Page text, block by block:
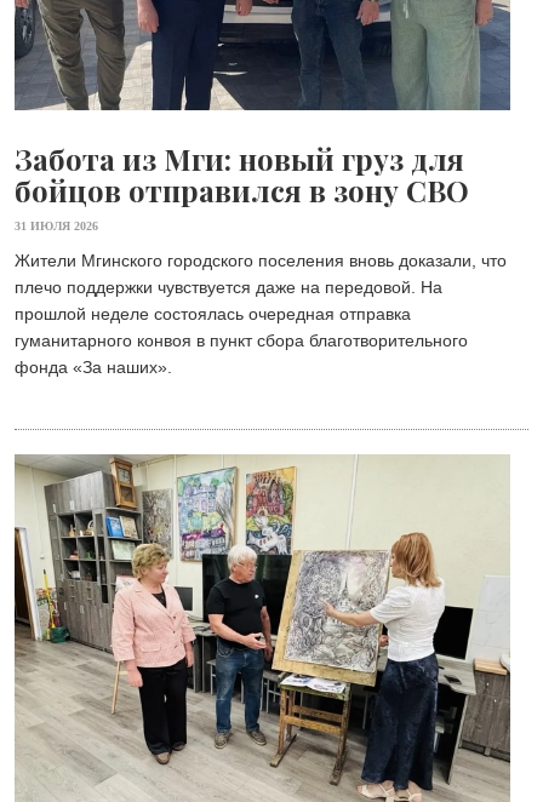
Забота из Мги: новый груз для
бойцов отправился в зону СВО
31 ИЮЛЯ 2026
Жители Мгинского городского поселения вновь доказали, что
плечо поддержки чувствуется даже на передовой. На
прошлой неделе состоялась очередная отправка
гуманитарного конвоя в пункт сбора благотворительного
фонда «Зa наших».